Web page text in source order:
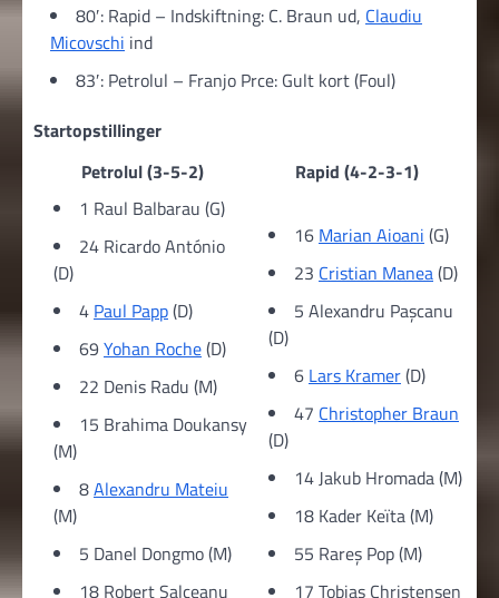
80′: Rapid – Indskiftning: C. Braun ud, Claudiu
Micovschi ind
83′: Petrolul – Franjo Prce: Gult kort (Foul)
Startopstillinger
Petrolul (3-5-2)
Rapid (4-2-3-1)
1 Raul Balbarau (G)
24 Ricardo António
(D)
4 Paul Papp(D)
69 Yohan Roche(D)
22 Denis Radu (M)
15 Brahima Doukansy
(M)
8Alexandru Mateiu
(M)
5 Danel Dongmo (M)
18 Robert Salceanu
16 Marian Aioani (G)
23 Cristian Manea(D)
5 Alexandru Paşcanu
(D)
6 Lars Kramer(D)
47 Christopher Braun
(D)
14 Jakub Hromada (M)
18 Kader Keïta (M)
55 Rareș Pop (M)
17 Tobias Christensen